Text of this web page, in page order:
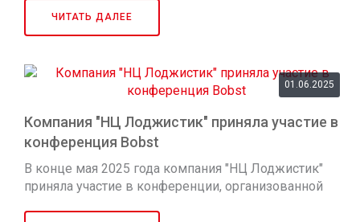
ЧИТАТЬ ДАЛЕЕ
01.06.2025
Компания "НЦ Лоджистик" приняла участие в
конференция Bobst
В конце мая 2025 года компания "НЦ Лоджистик"
приняла участие в конференции, организованной